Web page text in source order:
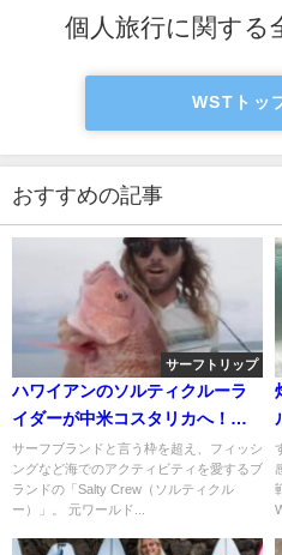
個人旅行に関する
WSTトッ
おすすめの記事
サーフトリップ
ハワイアンのソルティクルーラ
イダーが中米コスタリカへ！サ
ーフトリップ動画
サーフブランドと言う枠を超え、フィッシ
ングなど海でのアクティビティを愛するブ
ランドの「Salty Crew（ソルティクル
ー）」。 元ワールド...